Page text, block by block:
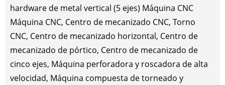
hardware de metal vertical (5 ejes) Máquina CNC
Máquina CNC, Centro de mecanizado CNC, Torno
CNC, Centro de mecanizado horizontal, Centro de
mecanizado de pórtico, Centro de mecanizado de
cinco ejes, Máquina perforadora y roscadora de alta
velocidad, Máquina compuesta de torneado y